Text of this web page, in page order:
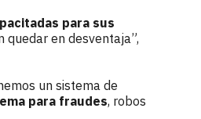
para sus
quedar en desventaja”,
un sistema de
para fraudes, robos